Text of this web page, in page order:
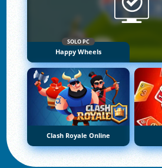
SOLO PC
Happy Wheels
Clash Royale Online